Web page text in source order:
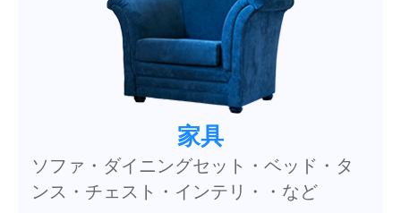
家具
ソファ・ダイニングセット・ベッド・タ
ンス・チェスト・インテリ・・など